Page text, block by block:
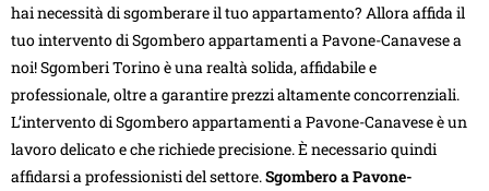
hai necessità di sgomberare il tuo appartamento? Allora affida il
tuo intervento di Sgombero appartamenti a Pavone-Canavese a
noi! Sgomberi Torino è una realtà solida, affidabile e
professionale, oltre a garantire prezzi altamente concorrenziali.
L’intervento di Sgombero appartamenti a Pavone-Canavese è un
lavoro delicato e che richiede precisione. È necessario quindi
affidarsi a professionisti del settore.Sgombero a Pavone-